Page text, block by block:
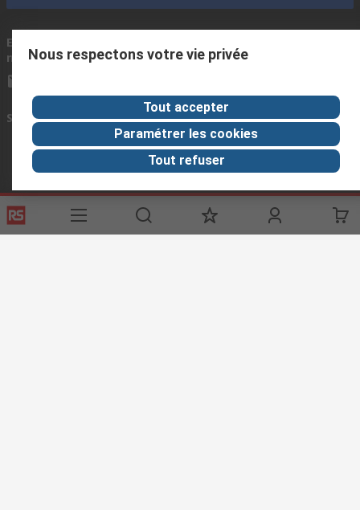
Ecrivez-
nous
heures.
Se connecter avec nous
Liens utiles
Services
A propos de RS
Nous respectons votre vie privée
Tout accepter
Paramétrer les cookies
Tout refuser